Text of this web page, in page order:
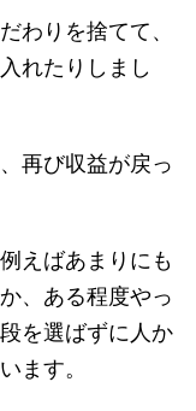
わりを捨てて、
れたりしまし
再び収益が戻っ
えばあまりにも
、ある程度やっ
を選ばずに人か
ます。